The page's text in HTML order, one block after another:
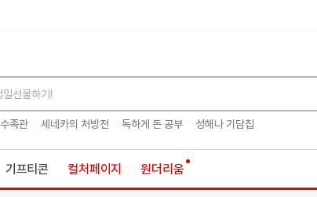
수족관 세네카의 처방전 독하게 돈 공부 성해나 기담집
기프티콘 컬처페이지 원더리움